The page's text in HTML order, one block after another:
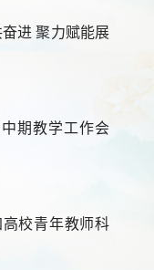
进 聚力赋能展
期教学工作会
校青年教师科